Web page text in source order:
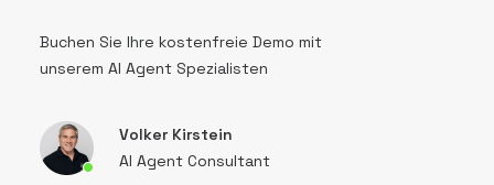
Buchen Sie Ihre kostenfreie Demo mit
unserem AI Agent Spezialisten
Volker Kirstein
AI Agent Consultant